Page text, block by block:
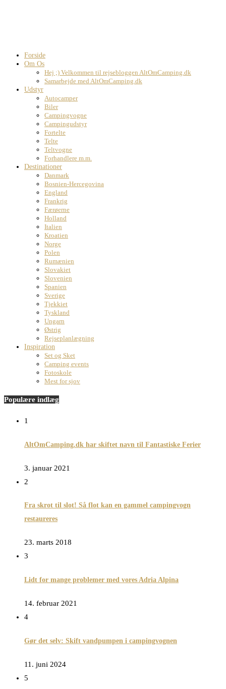
Forside
Om Os
Hej ;) Velkommen til rejsebloggen AltOmCamping.dk
Samarbejde med AltOmCamping.dk
Udstyr
Autocamper
Biler
Campingvogne
Campingudstyr
Fortelte
Telte
Teltvogne
Forhandlere m.m.
Destinationer
Danmark
Bosnien-Hercegovina
England
Frankrig
Færøerne
Holland
Italien
Kroatien
Norge
Polen
Rumænien
Slovakiet
Slovenien
Spanien
Sverige
Tjekkiet
Tyskland
Ungarn
Østrig
Rejseplanlægning
Inspiration
Set og Sket
Camping events
Fotoskole
Mest for sjov
Populære indlæg
1
AltOmCamping.dk har skiftet navn til Fantastiske Ferier
3. januar 2021
2
Fra skrot til slot! Så flot kan en gammel campingvogn
restaureres
23. marts 2018
3
Lidt for mange problemer med vores Adria Alpina
14. februar 2021
4
Gør det selv: Skift vandpumpen i campingvognen
11. juni 2024
5